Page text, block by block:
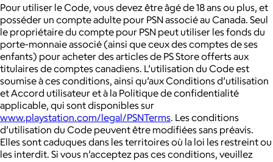
Pour utiliser le Code, vous devez être âgé de 18 ans ou plus, et
posséder un compte adulte pour PSN associé au Canada. Seul
le propriétaire du compte pour PSN peut utiliser les fonds du
porte-monnaie associé (ainsi que ceux des comptes de ses
enfants) pour acheter des articles de PS Store offerts aux
titulaires de comptes canadiens. L’utilisation du Code est
soumise à ces conditions, ainsi qu’aux Conditions d’utilisation
et Accord utilisateur et à la Politique de confidentialité
applicable, qui sont disponibles sur
www.playstation.com/legal/PSNTerms. Les conditions
d’utilisation du Code peuvent être modifiées sans préavis.
Elles sont caduques dans les territoires où la loi les restreint ou
les interdit. Si vous n’acceptez pas ces conditions, veuillez